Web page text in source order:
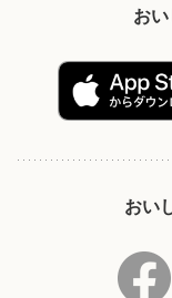
お
おい